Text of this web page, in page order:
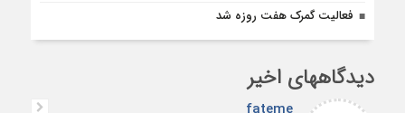
فعالیت گمرک هفت روزه شد
دیدگاههای اخیر